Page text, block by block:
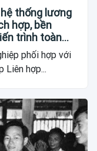
thống lương
hợp, bền
trình toàn
phối hợp với
Liên hợp...